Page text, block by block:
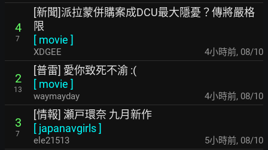
4
7
[新聞]派拉蒙併購案成DCU最大隱憂？傳將嚴格
限
[ movie ]
XDGEE 4小時前, 08/10
2
13
[普雷] 愛你致死不渝 :(
[ movie ]
waymayday 4小時前, 08/10
3
7
[情報] 瀬戸環奈 九月新作
[ japanavgirls]
ele21513 5小時前, 08/10